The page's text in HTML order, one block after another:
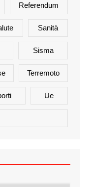
Referendum
Sanità
Sisma
Terremoto
Ue